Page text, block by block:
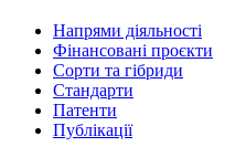
Напрями діяльності
Фінансовані проєкти
Сорти та гібриди
Стандарти
Патенти
Публікації